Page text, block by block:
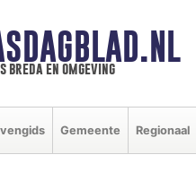
en omgeving
Gemeente Regionaal